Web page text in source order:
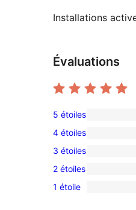
Installations
Évaluations
1
avis
à
5
étoile
5 étoiles
0
avis
à
4
4 étoiles
0
avis
à
3 étoiles
0
avis
2 étoiles
0
1 étoile